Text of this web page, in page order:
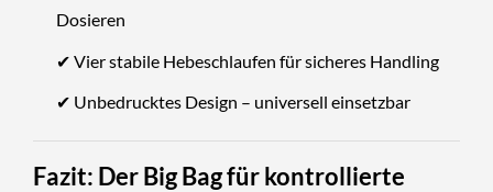
Dosieren
✔ Vier stabile Hebeschlaufen für sicheres Handling
✔ Unbedrucktes Design – universell einsetzbar
Fazit: Der Big Bag für kontrollierte